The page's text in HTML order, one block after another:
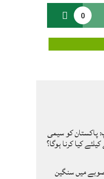
0
پاکستان کو سیمی
کیا کرنا ہوگا؟
میں سنگین